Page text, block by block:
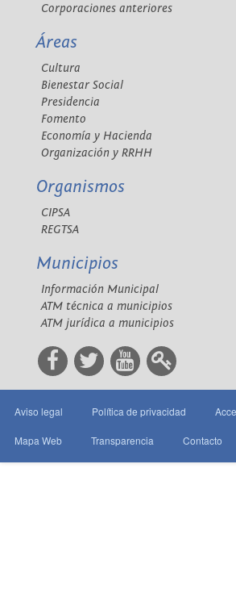
Corporaciones anteriores
Áreas
Cultura
Bienestar Social
Presidencia
Fomento
Economía y Hacienda
Organización y RRHH
Organismos
CIPSA
REGTSA
Municipios
Información Municipal
ATM técnica a municipios
ATM jurídica a municipios
Aviso legal Política de privacidad
Mapa Web Transparencia Contacto